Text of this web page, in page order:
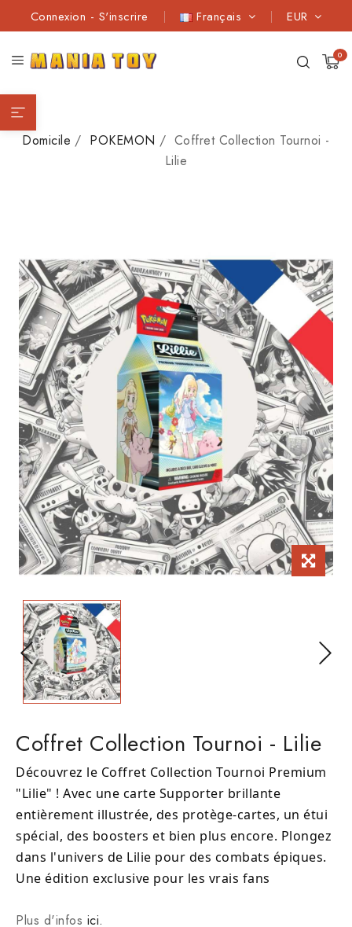
EUR
Français
Connexion - S'inscrire
0
Domicile POKEMON
Coffret Collection Tournoi -
Lilie
Coffret Collection Tournoi - Lilie
Découvrez le Coffret Collection Tournoi Premium
"Lilie" ! Avec une carte Supporter brillante
entièrement illustrée, des protège-cartes, un étui
spécial, des boosters et bien plus encore. Plongez
dans l'univers de Lilie pour des combats épiques.
Une édition exclusive pour les vrais fans
Plus d'infos ici.